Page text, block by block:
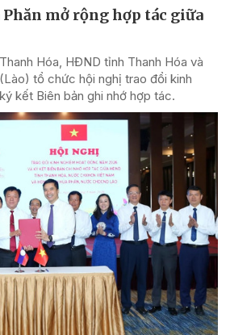
Phăn mở rộng hợp tác giữa
Hóa, HĐND tỉnh Thanh Hóa và
tổ chức hội nghị trao đổi kinh
kết Biên bản ghi nhớ hợp tác.